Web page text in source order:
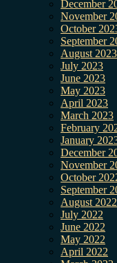
December
November
October
September
August 2023
July 2023
June 2023
May 2023
April 2023
March 2023
February
January
December
November
October
September
August 2022
July 2022
June 2022
May 2022
April 2022